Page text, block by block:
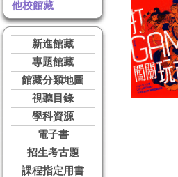
他校館藏
新進館藏
專題館藏
館藏分類地圖
視聽目錄
學科資源
電子書
招生考古題
課程指定用書